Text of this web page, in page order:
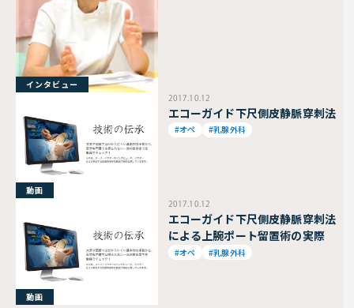
インタビュー
2017.10.12
エコーガイド下尺側皮静脈穿刺法
#オペ #乳腺外科
動画
2017.10.12
エコーガイド下尺側皮静脈穿刺法
による上腕ポート留置術の実際
#オペ #乳腺外科
動画